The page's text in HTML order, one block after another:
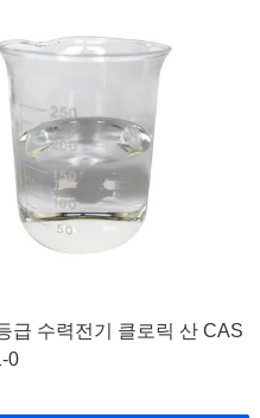
급 수력전기 클로릭 산 CAS
0